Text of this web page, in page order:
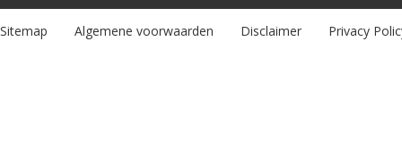
Sitemap Algemene voorwaarden Disclaimer Privacy